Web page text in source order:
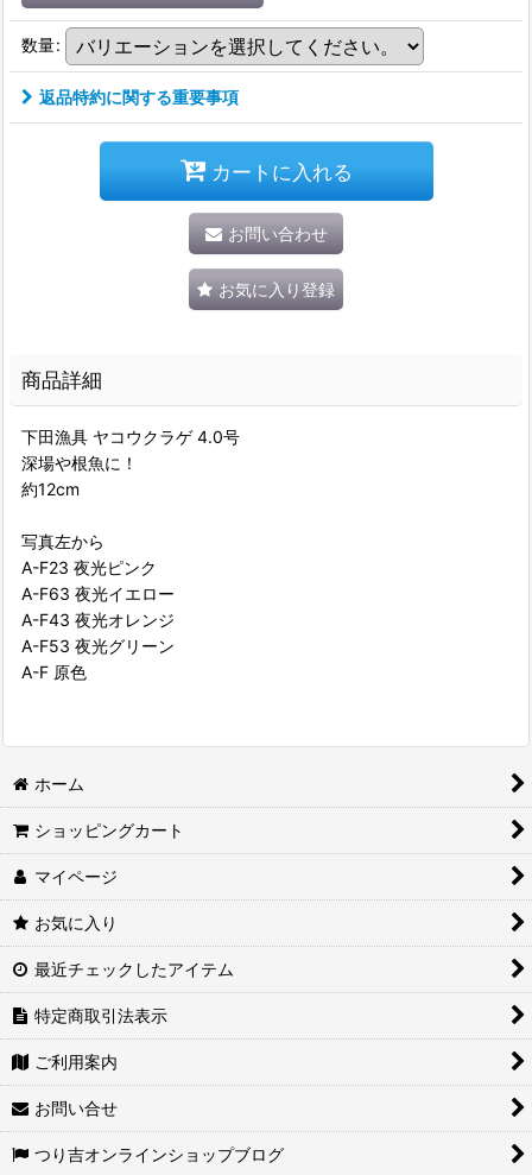
数量:
返品特約に関する重要事項
カートに入れる
お問い合わせ
お気に入り登録
商品詳細
下田漁具 ヤコウクラゲ 4.0号
深場や根魚に！
約12cm
写真左から
A-F23 夜光ピンク
A-F63 夜光イエロー
A-F43 夜光オレンジ
A-F53 夜光グリーン
A-F 原色
ホーム
ショッピングカート
マイページ
お気に入り
最近チェックしたアイテム
特定商取引法表示
ご利用案内
お問い合せ
つり吉オンラインショップブログ